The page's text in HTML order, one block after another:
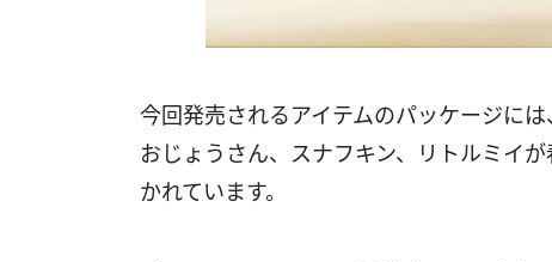
今回発売されるアイテムのパッケージに
おじょうさん、スナフキン、リトルミイ
かれています。